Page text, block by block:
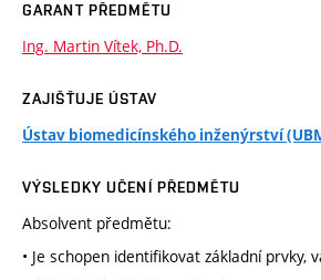
GARANT PŘEDMĚTU
Ing. Martin Vítek, Ph.D.
ZAJIŠŤUJE ÚSTAV
Ústav biomedicínského inženýrství
VÝSLEDKY UČENÍ PŘEDMĚTU
Absolvent předmětu:
• Je schopen identifikovat základní prvky,